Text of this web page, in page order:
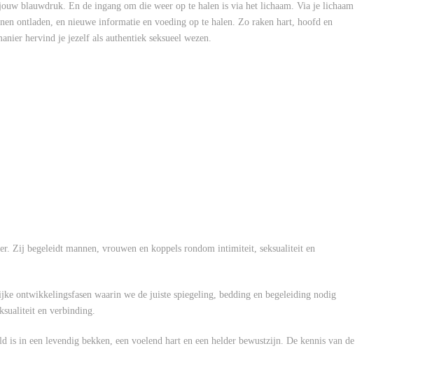
blauwdruk. En de ingang om die weer op te halen is via het lichaam. Via je lichaam
ontladen, en nieuwe informatie en voeding op te halen. Zo raken hart, hoofd en
hervind je jezelf als authentiek seksueel wezen.
Zij begeleidt mannen, vrouwen en koppels rondom intimiteit, seksualiteit en
ontwikkelingsfasen waarin we de juiste spiegeling, bedding en begeleiding nodig
en verbinding.
is in een levendig bekken, een voelend hart en een helder bewustzijn. De kennis van de